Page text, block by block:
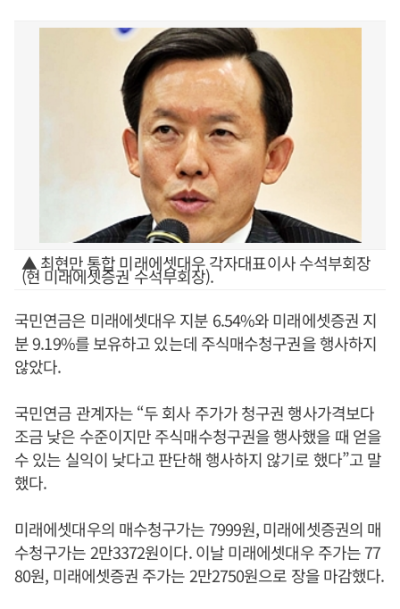
▲ 최현만 통합 미래에셋대우 각자대표이사 수석부회장
(현 미래에셋증권 수석부회장).
국민연금은 미래에셋대우 지분 6.54%와 미래에셋증권 지
분 9.19%를 보유하고 있는데 주식매수청구권을 행사하지
않았다.
국민연금 관계자는 “두 회사 주가가 청구권 행사가격보다
조금 낮은 수준이지만 주식매수청구권을 행사했을 때 얻을
수 있는 실익이 낮다고 판단해 행사하지 않기로 했다”고 말
했다.
미래에셋대우의 매수청구가는 7999원, 미래에셋증권의 매
수청구가는 2만3372원이다. 이날 미래에셋대우 주가는 77
80원, 미래에셋증권 주가는 2만2750원으로 장을 마감했다.